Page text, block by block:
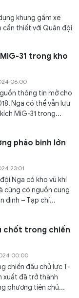
khung gầm xe
cần thiết với Quân đội
31 trong kho
06:00
thông tin mở cho
Nga có thể vẫn lưu
MiG-31 trong...
pháo binh lớn
23:01
Nga có kho vũ khí
cũng có nguồn cung
định – Tạp chí...
chốt trong chiến
00:00
chiến đấu chủ lực T-
xuất đã trở thành
phương tiện chủ...